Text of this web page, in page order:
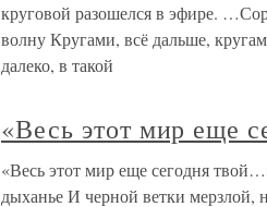
круговой разошелся в эфире.
волну Кругами, всё дальше,
далеко, в такой
«Весь этот мир еще
«Весь этот мир еще сегодня
дыханье И черной ветки мерзлой,